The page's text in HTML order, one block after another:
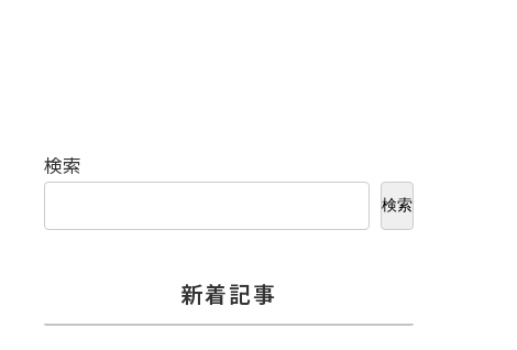
検索
検索
新着記事